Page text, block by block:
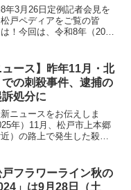
ど
年3月26日定例記者会見を
戸ペディアをご覧の皆
！今回は、令和8年（2026
ニュースをピックアップし
...
ュース】昨年11月・北
の刺殺事件、逮捕の
処分に
ニュースをお伝えしま
年）11月、松戸市上本郷
）の路上で発生した殺人
表しました。事件の発生か
至るま...
戸フラワーライン秋の
」は9月28日（土